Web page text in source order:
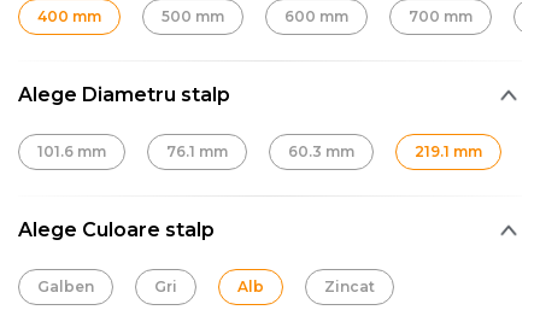
400 mm 500 mm 600 mm 700 mm
Alege Diametru stalp
101.6 mm 76.1 mm 60.3 mm 219.1 mm
Alege Culoare stalp
Galben Gri Alb Zincat